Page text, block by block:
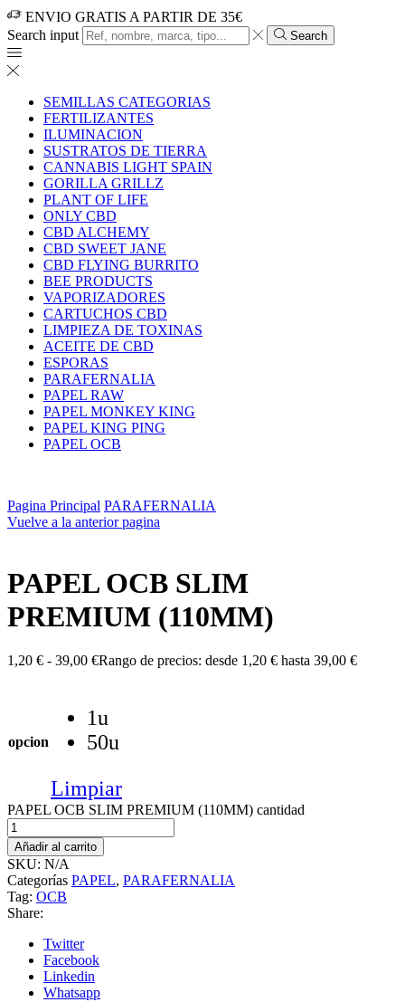
ENVIO GRATIS A PARTIR DE 35€
Search input
Search
SEMILLAS CATEGORIAS
FERTILIZANTES
ILUMINACION
SUSTRATOS DE TIERRA
CANNABIS LIGHT SPAIN
GORILLA GRILLZ
PLANT OF LIFE
ONLY CBD
CBD ALCHEMY
CBD SWEET JANE
CBD FLYING BURRITO
BEE PRODUCTS
VAPORIZADORES
CARTUCHOS CBD
LIMPIEZA DE TOXINAS
ACEITE DE CBD
ESPORAS
PARAFERNALIA
PAPEL RAW
PAPEL MONKEY KING
PAPEL KING PING
PAPEL OCB
Pagina Principal PARAFERNALIA
Vuelve a la anterior pagina
PAPEL OCB SLIM
PREMIUM (110MM)
1,20 € - 39,00 €Rango de precios: desde 1,20 € hasta 39,00 €
opcion
1u
50u
Limpiar
PAPEL OCB SLIM PREMIUM (110MM) cantidad
Añadir al carrito
SKU: N/A
Categorías PAPEL, PARAFERNALIA
Tag: OCB
Share:
Twitter
Facebook
Linkedin
Whatsapp